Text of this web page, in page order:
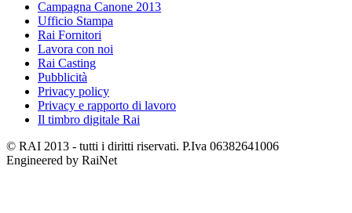
Campagna Canone 2013
Ufficio Stampa
Rai Fornitori
Lavora con noi
Rai Casting
Pubblicità
Privacy policy
Privacy e rapporto di lavoro
Il timbro digitale Rai
© RAI 2013 - tutti i diritti riservati. P.Iva 06382641006
Engineered by RaiNet